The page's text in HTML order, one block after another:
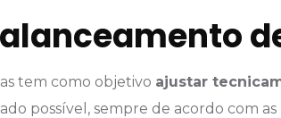
tem como objetivo ajustar
possível, sempre de acordo com